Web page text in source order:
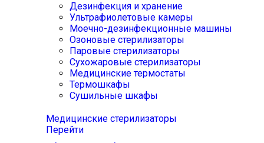
Дезинфекция и хранение
Ультрафиолетовые камеры
Моечно-дезинфекционные машины
Озоновые стерилизаторы
Паровые стерилизаторы
Сухожаровые стерилизаторы
Медицинские термостаты
Термошкафы
Сушильные шкафы
Медицинские стерилизаторы
Перейти